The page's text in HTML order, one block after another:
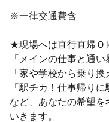
※一律交通費含
★現場へは直行直帰Ｏ
「メインの仕事と通
「家や学校から乗り換
「駅チカ！仕事帰り
など、あなたの希望
いきます。